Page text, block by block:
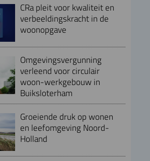
CRa pleit voor kwaliteit en
verbeeldingskracht in de
woonopgave
Omgevingsvergunning
verleend voor circulair
woon-werkgebouw in
Buiksloterham
Groeiende druk op wonen
en leefomgeving Noord-
Holland